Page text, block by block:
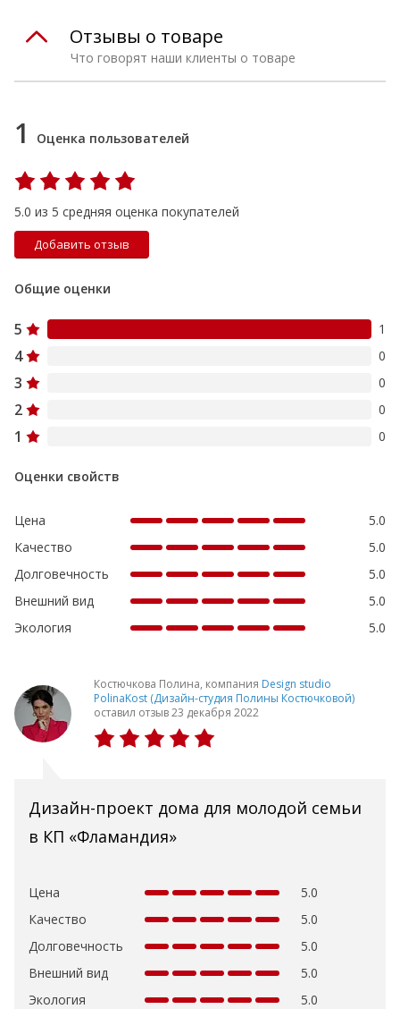
Что говорят наши клиенты о товаре
Отзывы о товаре
1 Оценка пользователей
5.0 из 5 средняя оценка покупателей
Добавить отзыв
Общие оценки
5 1
4 0
3 0
2 0
1 0
Оценки свойств
Цена
5.0
Качество
5.0
Долговечность
5.0
Внешний вид
5.0
Экология
5.0
Костючкова Полина, компания Design studio
PolinaKost (Дизайн-студия Полины Костючковой)
оставил отзыв 23 декабря 2022
Дизайн-проект дома для молодой семьи
в КП «Фламандия»
Цена
5.0
Качество
5.0
Долговечность
5.0
Внешний вид
5.0
Экология
5.0